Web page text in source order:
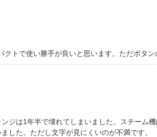
トで使い勝手が良いと思います。ただボタン
ジは1年半で壊れてしまいました。スチーム機
した。ただし文字が見にくいのが不満です。